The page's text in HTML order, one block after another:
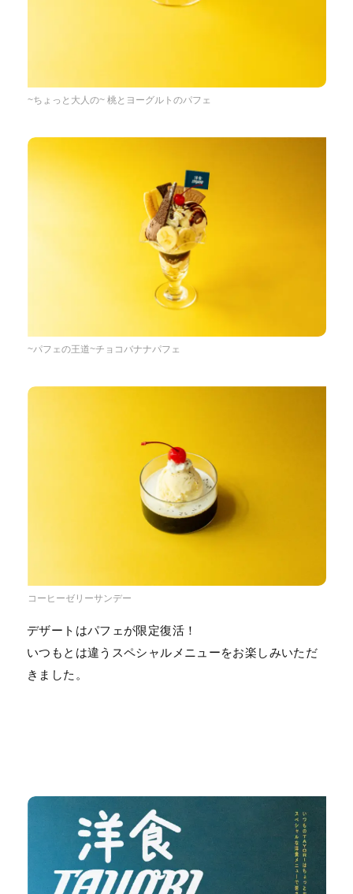
~ちょっと大人の~ 桃とヨーグルトのパフェ
~パフェの王道~チョコバナナパフェ
コーヒーゼリーサンデー
デザートはパフェが限定復活！
いつもとは違うスペシャルメニューをお楽しみいただ
きました。